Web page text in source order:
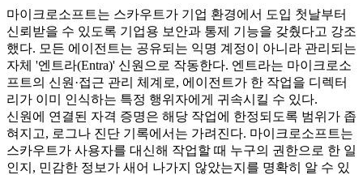
마이크로소프트는 스카우트가 기업 환경에서 도입 첫날부터
신뢰받을 수 있도록 기업용 보안과 통제 기능을 갖췄다고 강조
했다. 모든 에이전트는 공유되는 익명 계정이 아니라 관리되는
자체 '엔트라(Entra)' 신원으로 작동한다. 엔트라는 마이크로소
프트의 신원·접근 관리 체계로, 에이전트가 한 작업을 디렉터
리가 이미 인식하는 특정 행위자에게 귀속시킬 수 있다.
신원에 연결된 자격 증명은 해당 작업에 한정되도록 범위가 좁
혀지고, 로그나 진단 기록에서는 가려진다. 마이크로소프트는
스카우트가 사용자를 대신해 작업할 때 누구의 권한으로 한 일
인지, 민감한 정보가 새어 나가지 않았는지를 명확히 알 수 있